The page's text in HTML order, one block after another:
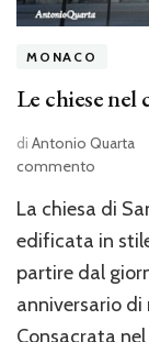
MONACO
Le chiese nel
di Antonio Quarta
commento
chiese
nel
di
St.
La chiesa di
edificata in
partire dal
anniversario di
Consacrata